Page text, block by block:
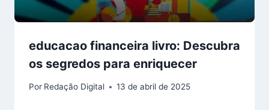
educacao financeira livro: Descubra
os segredos para enriquecer
Por Redação Digital 13 de abril de 2025